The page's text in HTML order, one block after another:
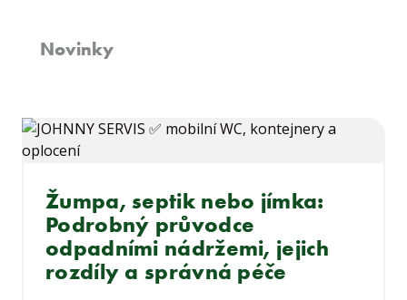
Novinky
Žumpa, septik nebo jímka:
Podrobný průvodce
odpadními nádržemi, jejich
rozdíly a správná péče